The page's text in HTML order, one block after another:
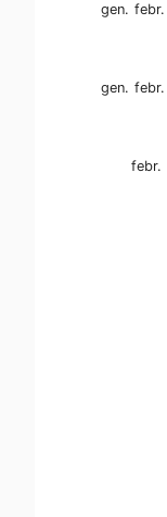
gen. febr.
gen. febr.
febr.